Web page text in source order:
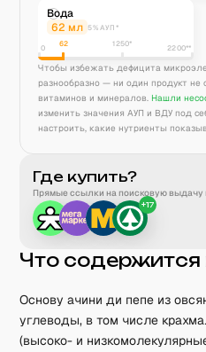
Вода
62 мл 5% АУП*
0 62 1250* 2200**
Чтобы избежать дефицита
разнообразно — ни один продукт
витаминов и минералов. Нашли
изменить значения АУП и ВДУ под
настроить, какие нутриенты
Где купить?
Прямые ссылки на поисковую выдачу
+17
Что содержится
Основу ачини ди пепе из
углеводы, в том числе
(высоко- и